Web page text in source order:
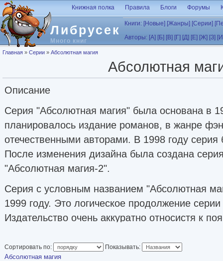
Перейти к основному содержанию
Либрусек
Много книг
Книжная полка Правила Блоги Форумы
Книги: [Новые] [Жанры] [Серии]
Авторы: [А] [Б] [В] [Г] [Д] [Е] [Ж] [З]
Вы здесь
Главная » Серии » Абсолютная магия
Абсолютная
Описание
Серия "Абсолютная магия" была основана в
планировалось издание романов, в жанре
отечественными авторами. В 1998 году
После изменения дизайна была создана
"Абсолютная магия-2".
Серия с условным названием "Абсолютная
1999 году. Это логическое продолжение
Издательство очень аккуратно относистя к
Перумова, Святослава Логинова, Веры
Сортировать по: Показывать:
Абсолютная магия